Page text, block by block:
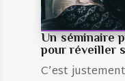
Un séminaire
pour réveiller
C’est